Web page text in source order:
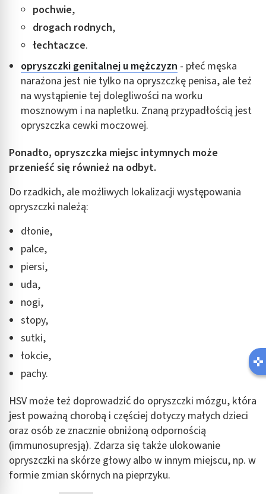
pochwie,
drogach rodnych,
łechtaczce.
opryszczki genitalnej u mężczyzn - płeć męska
narażona jest nie tylko na opryszczkę penisa, ale też
na wystąpienie tej dolegliwości na worku
mosznowym i na napletku. Znaną przypadłością jest
opryszczka cewki moczowej.
Ponadto, opryszczka miejsc intymnych może
przenieść się również na odbyt.
Do rzadkich, ale możliwych lokalizacji występowania
opryszczki należą:
dłonie,
palce,
piersi,
uda,
nogi,
stopy,
sutki,
łokcie,
pachy.
HSV może też doprowadzić do opryszczki mózgu, która
jest poważną chorobą i częściej dotyczy małych dzieci
oraz osób ze znacznie obniżoną odpornością
(immunosupresją). Zdarza się także ulokowanie
opryszczki na skórze głowy albo w innym miejscu, np. w
formie zmian skórnych na pieprzyku.